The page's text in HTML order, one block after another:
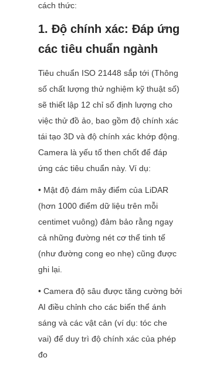
cách thức:
1. Độ chính xác: Đáp ứng
các tiêu chuẩn ngành
Tiêu chuẩn ISO 21448 sắp tới (Thông
số chất lượng thử nghiệm kỹ thuật số)
sẽ thiết lập 12 chỉ số định lượng cho
việc thử đồ ảo, bao gồm độ chính xác
tái tạo 3D và độ chính xác khớp động.
Camera là yếu tố then chốt để đáp
ứng các tiêu chuẩn này. Ví dụ:
• Mật độ đám mây điểm của LiDAR
(hơn 1000 điểm dữ liệu trên mỗi
centimet vuông) đảm bảo rằng ngay
cả những đường nét cơ thể tinh tế
(như đường cong eo nhẹ) cũng được
ghi lại.
• Camera độ sâu được tăng cường bởi
AI điều chỉnh cho các biến thể ánh
sáng và các vật cản (ví dụ: tóc che
vai) để duy trì độ chính xác của phép
đo